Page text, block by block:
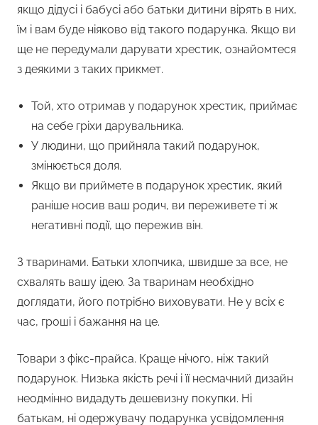
якщо дідусі і бабусі або батьки дитини вірять в них,
їм і вам буде ніяково від такого подарунка. Якщо ви
ще не передумали дарувати хрестик, ознайомтеся
з деякими з таких прикмет.
Той, хто отримав у подарунок хрестик, приймає
на себе гріхи дарувальника.
У людини, що прийняла такий подарунок,
змінюється доля.
Якщо ви приймете в подарунок хрестик, який
раніше носив ваш родич, ви переживете ті ж
негативні події, що пережив він.
З тваринами. Батьки хлопчика, швидше за все, не
схвалять вашу ідею. За тваринам необхідно
доглядати, його потрібно виховувати. Не у всіх є
час, гроші і бажання на це.
Товари з фікс-прайса. Краще нічого, ніж такий
подарунок. Низька якість речі і її несмачний дизайн
неодмінно видадуть дешевизну покупки. Ні
батькам, ні одержувачу подарунка усвідомлення